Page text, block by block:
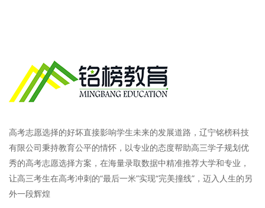
高考志愿选择的好坏直接影响学生未来的发展道路，辽宁铭榜科技
有限公司秉持教育公平的情怀，以专业的态度帮助高三学子规划优
秀的高考志愿选择方案，在海量录取数据中精准推荐大学和专业，
让高三考生在高考冲刺的“最后一米”实现“完美撞线”，迈入人生的另
外一段辉煌